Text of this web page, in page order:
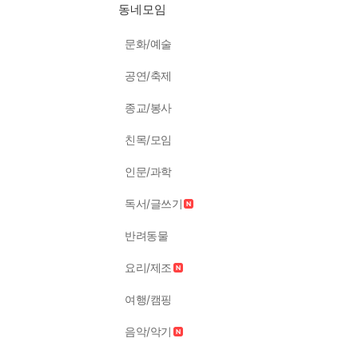
동네모임
문화/예술
공연/축제
종교/봉사
친목/모임
인문/과학
독서/글쓰기
반려동물
요리/제조
여행/캠핑
음악/악기